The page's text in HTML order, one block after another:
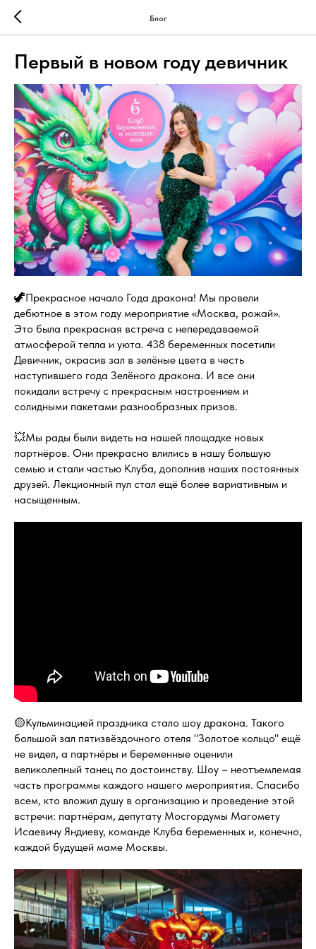
Блог
Первый в новом году девичник
🦖Прекрасное начало Года дракона! Мы провели
дебютное в этом году мероприятие «Москва, рожай».
Это была прекрасная встреча с непередаваемой
атмосферой тепла и уюта. 438 беременных посетили
Девичник, окрасив зал в зелёные цвета в честь
наступившего года Зелёного дракона. И все они
покидали встречу с прекрасным настроением и
солидными пакетами разнообразных призов.
💥Мы рады были видеть на нашей площадке новых
партнёров. Они прекрасно влились в нашу большую
семью и стали частью Клуба, дополнив наших постоянных
друзей. Лекционный пул стал ещё более вариативным и
насыщенным.
🟡Кульминацией праздника стало шоу дракона. Такого
большой зал пятизвёздочного отеля "Золотое кольцо" ещё
не видел, а партнёры и беременные оценили
великолепный танец по достоинству. Шоу – неотъемлемая
часть программы каждого нашего мероприятия. Спасибо
всем, кто вложил душу в организацию и проведение этой
встречи: партнёрам, депутату Мосгордумы Магомету
Исаевичу Яндиеву, команде Клуба беременных и, конечно,
каждой будущей маме Москвы.